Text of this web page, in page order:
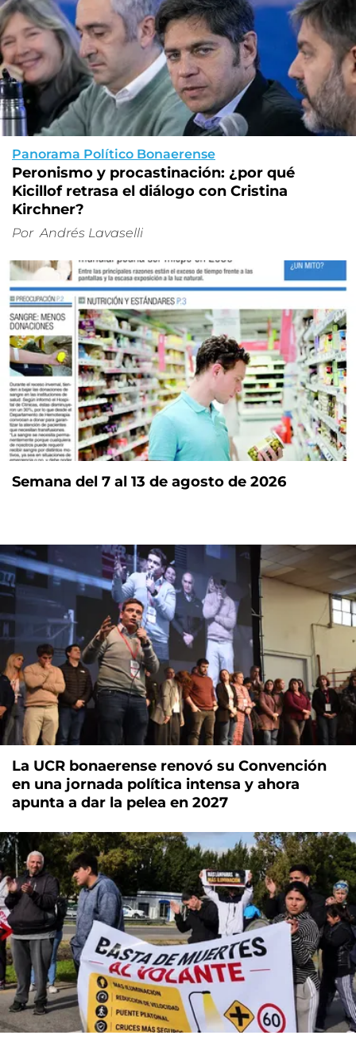
Panorama Político Bonaerense
Peronismo y procastinación: ¿por qué
Kicillof retrasa el diálogo con Cristina
Kirchner?
Por Andrés Lavaselli
Semana del 7 al 13 de agosto de 2026
La UCR bonaerense renovó su Convención
en una jornada política intensa y ahora
apunta a dar la pelea en 2027